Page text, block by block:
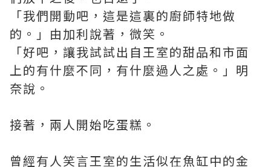
「我們開動吧，這是這裏的廚師特地做
的。」由加利說著，微笑。
「好吧，讓我試試出自王室的甜品和市面
上的有什麼不同，有什麼過人之處。」明
奈說。
接著，兩人開始吃蛋糕。
曾經有人笑言王室的生活似在魚缸中的金